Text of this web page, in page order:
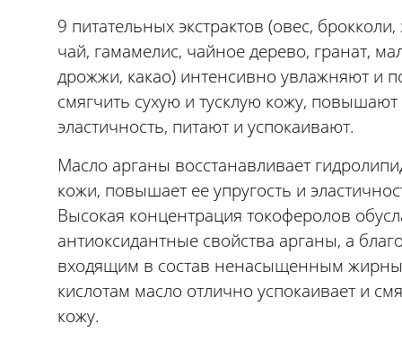
9 питательных экстрактов (овес,
чай, гамамелис, чайное дерево, гранат,
дрожжи, какао) интенсивно увлажняют и
смягчить сухую и тусклую кожу, повышают
эластичность, питают и успокаивают.
Масло арганы восстанавливает
кожи, повышает ее упругость и
Высокая концентрация токоферолов
антиоксидантные свойства арганы, а
входящим в состав ненасыщенным
кислотам масло отлично успокаивает и
кожу.